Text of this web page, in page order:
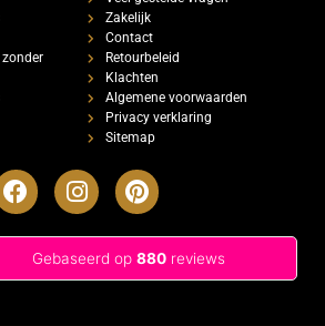
zonder
Zakelijk
Contact
Retourbeleid
Klachten
Algemene voorwaarden
Privacy verklaring
Sitemap